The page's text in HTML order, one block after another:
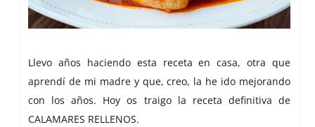
Llevo años haciendo esta receta en casa, otra que
aprendí de mi madre y que, creo, la he ido mejorando
con los años. Hoy os traigo la receta definitiva de
CALAMARES RELLENOS.